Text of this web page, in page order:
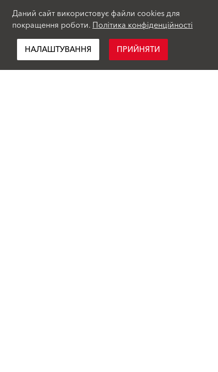
номінаціях конкурсу та
Continue reading
Даний сайт використовує файли cookies для
покращення роботи.Політика конфіденційності
НАЛАШТУВАННЯ
ПРИЙНЯТИ